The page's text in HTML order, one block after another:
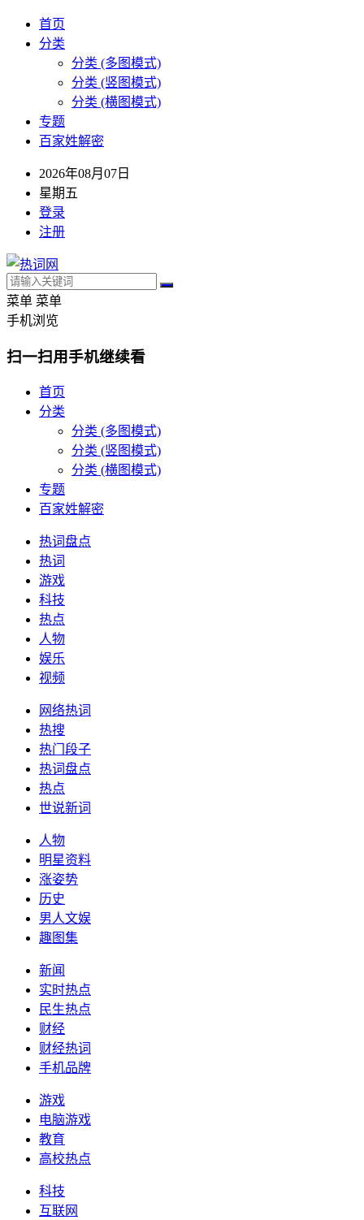
首页
分类
分类 (多图模式)
分类 (竖图模式)
分类 (横图模式)
专题
百家姓解密
2026年08月07日
星期五
登录
注册
菜单 菜单
手机浏览
扫一扫用手机继续看
首页
分类
分类 (多图模式)
分类 (竖图模式)
分类 (横图模式)
专题
百家姓解密
热词盘点
热词
游戏
科技
热点
人物
娱乐
视频
网络热词
热搜
热门段子
热词盘点
热点
世说新词
人物
明星资料
涨姿势
历史
男人文娱
趣图集
新闻
实时热点
民生热点
财经
财经热词
手机品牌
游戏
电脑游戏
教育
高校热点
科技
互联网